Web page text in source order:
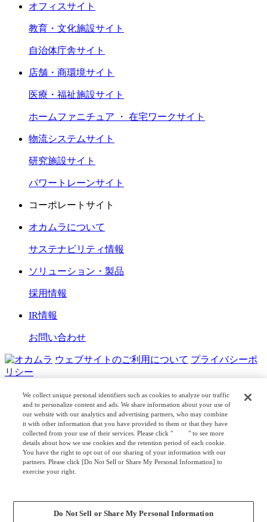
オフィスサイト
教育・文化施設サイト
自治体庁舎サイト
店舗・商環境サイト
医療・福祉施設サイト
ホームファニチュア ・ 在宅ワークサイト
物流システムサイト
研究施設サイト
パワートレーンサイト
コーポレートサイト
オカムラについて
サステナビリティ情報
ソリューション・製品
採用情報
IR情報
お問い合わせ
ウェブサイトのご利用について プライバシーポ
リシー
COPYRIGHT © OKAMURA CORPORATION. ALL RIGHTS
RESERVED.
日本公式 企業広報
We collect unique personal identifiers such as cookies to analyze our traffic
and to personalize content and ads. We share information about your use of
our website with our analytics and advertising partners, who may combine
it with other information that you have provided to them or that they have
collected from your use of their services. Please click "
here" to see more
details about how we use cookies and the retention period of each cookie.
You have the right to opt out of our sharing of your information with our
partners. Please click [Do Not Sell or Share My Personal Information] to
exercise your right.
Do Not Sell or Share My Personal Information